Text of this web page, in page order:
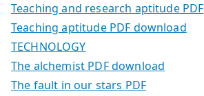
Teaching and research aptitude PDF
Teaching aptitude PDF download
TECHNOLOGY
The alchemist PDF download
The fault in our stars PDF